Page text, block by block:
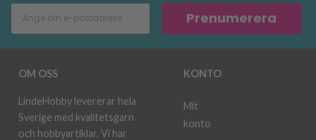
Prenumerera
OM OSS
LindeHobby levererar hela
Sverige med kvalitetsgarn
och hobbyartiklar. Vi har
KONTO
Mit
konto